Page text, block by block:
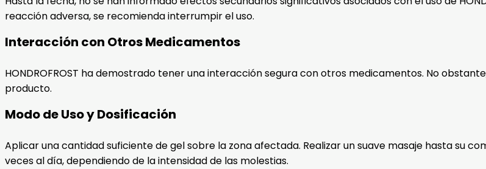
reacción adversa, se recomienda interrumpir el uso.
Interacción con Otros Medicamentos
HONDROFROST ha demostrado tener una interacción segura con otros medicamentos. No
producto.
Modo de Uso y Dosificación
Aplicar una cantidad suficiente de gel sobre la zona afectada. Realizar un suave masaje hasta su
veces al día, dependiendo de la intensidad de las molestias.